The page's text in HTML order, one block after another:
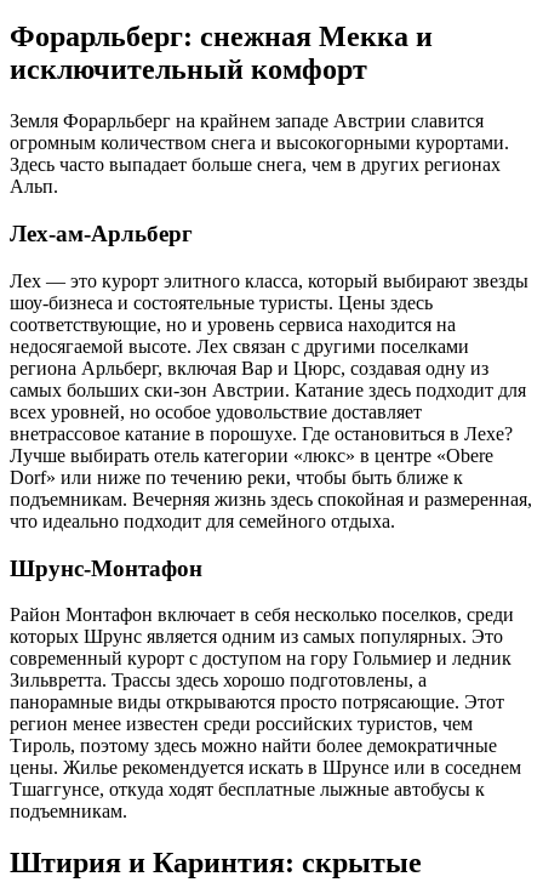
Форарльберг: снежная Мекка и
исключительный комфорт
Земля Форарльберг на крайнем западе Австрии славится
огромным количеством снега и высокогорными курортами.
Здесь часто выпадает больше снега, чем в других регионах
Альп.
Лех-ам-Арльберг
Лех — это курорт элитного класса, который выбирают звезды
шоу-бизнеса и состоятельные туристы. Цены здесь
соответствующие, но и уровень сервиса находится на
недосягаемой высоте. Лех связан с другими поселками
региона Арльберг, включая Вар и Цюрс, создавая одну из
самых больших ски-зон Австрии. Катание здесь подходит для
всех уровней, но особое удовольствие доставляет
внетрассовое катание в порошухе. Где остановиться в Лехе?
Лучше выбирать отель категории «люкс» в центре «Obere
Dorf» или ниже по течению реки, чтобы быть ближе к
подъемникам. Вечерняя жизнь здесь спокойная и размеренная,
что идеально подходит для семейного отдыха.
Шрунс-Монтафон
Район Монтафон включает в себя несколько поселков, среди
которых Шрунс является одним из самых популярных. Это
современный курорт с доступом на гору Гольмиер и ледник
Зильвретта. Трассы здесь хорошо подготовлены, а
панорамные виды открываются просто потрясающие. Этот
регион менее известен среди российских туристов, чем
Тироль, поэтому здесь можно найти более демократичные
цены. Жилье рекомендуется искать в Шрунсе или в соседнем
Тшаггунсе, откуда ходят бесплатные лыжные автобусы к
подъемникам.
Штирия и Каринтия: скрытые